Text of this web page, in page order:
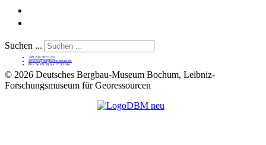
Suchen ...
+49 234 5877 232
service@bergbaumuseum.de
Di - So 09:30 bis 17:30 Uhr
© 2026 Deutsches Bergbau-Museum Bochum, Leibniz-
Forschungsmuseum für Georessourcen